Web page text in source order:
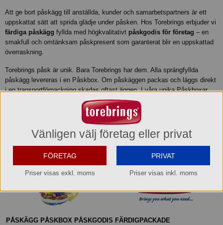
Att ge bort påskägg till anställda, kunder och samarbetspartners är ett
uppskattat sätt att sprida glädje under påsken. Hos Torebrings erbjuder vi
färdiga påskägg fyllda med högkvalitativt påskgodis för företag – en
smakfull och omtänksam påskpresent som garanterat blir en uppskattad
överraskning.
Torebrings påsk är unik. Bara Torebrings har dem. Alla sprängfyllda
påskägg levereras i en Påskbox. Om påskäggen packas och läggs direkt
i en transportförpackning skadas oftast äggen. I våra unika Påskboxar
ligger påskäggen väl förpackade och kommer fram hela och fina. Att få
ett påskägg med godis som ligger i en påskbox är en Aha upplevelse. Du
ger väl aldrig bort en present som inte är inslagen? Samma sak med
Påskäggen.Se hela vårt påsksortiment i broschyren Glad Påsk 2026
PÅSKÄGG PÅSKBOX PÅSKGODIS FÄRDIGPACKADE
Vänligen välj företag eller privat
FÖRETAG
Priser visas exkl. moms
PRIVAT
Priser visas inkl. moms